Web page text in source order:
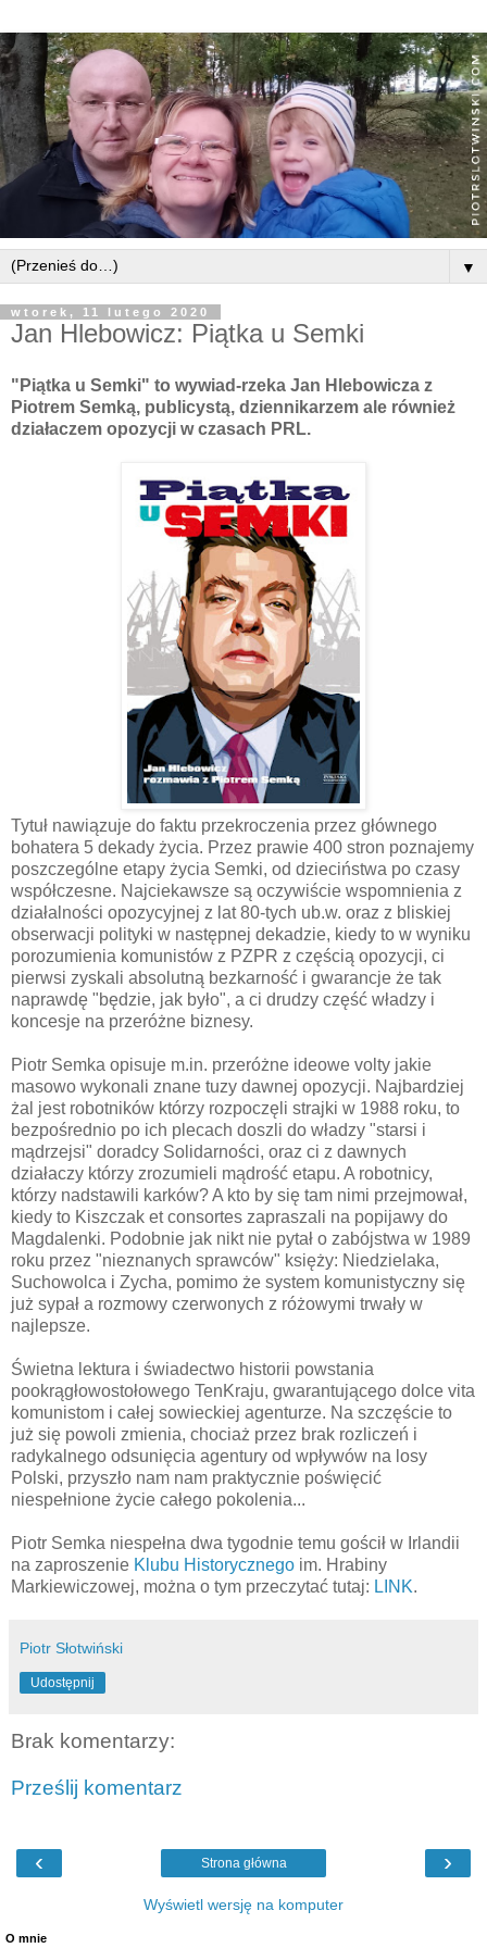
▼
wtorek, 11 lutego 2020
Jan Hlebowicz: Piątka u Semki
"Piątka u Semki" to wywiad-rzeka Jan Hlebowicza z
Piotrem Semką, publicystą, dziennikarzem ale również
działaczem opozycji w czasach PRL.
Tytuł nawiązuje do faktu przekroczenia przez głównego
bohatera 5 dekady życia. Przez prawie 400 stron poznajemy
poszczególne etapy życia Semki, od dzieciństwa po czasy
współczesne. Najciekawsze są oczywiście wspomnienia z
działalności opozycyjnej z lat 80-tych ub.w. oraz z bliskiej
obserwacji polityki w następnej dekadzie, kiedy to w wyniku
porozumienia komunistów z PZPR z częścią opozycji, ci
pierwsi zyskali absolutną bezkarność i gwarancje że tak
naprawdę "będzie, jak było", a ci drudzy część władzy i
koncesje na przeróżne biznesy.
Piotr Semka opisuje m.in. przeróżne ideowe volty jakie
masowo wykonali znane tuzy dawnej opozycji. Najbardziej
żal jest robotników którzy rozpoczęli strajki w 1988 roku, to
bezpośrednio po ich plecach doszli do władzy "starsi i
mądrzejsi" doradcy Solidarności, oraz ci z dawnych
działaczy którzy zrozumieli mądrość etapu. A robotnicy,
którzy nadstawili karków? A kto by się tam nimi przejmował,
kiedy to Kiszczak et consortes zapraszali na popijawy do
Magdalenki. Podobnie jak nikt nie pytał o zabójstwa w 1989
roku przez "nieznanych sprawców" księży: Niedzielaka,
Suchowolca i Zycha, pomimo że system komunistyczny się
już sypał a rozmowy czerwonych z różowymi trwały w
najlepsze.
Świetna lektura i świadectwo historii powstania
pookrągłowostołowego TenKraju, gwarantującego dolce vita
komunistom i całej sowieckiej agenturze. Na szczęście to
już się powoli zmienia, chociaż przez brak rozliczeń i
radykalnego odsunięcia agentury od wpływów na losy
Polski, przyszło nam nam praktycznie poświęcić
niespełnione życie całego pokolenia...
Piotr Semka niespełna dwa tygodnie temu gościł w Irlandii
na zaproszenie Klubu Historycznego im. Hrabiny
Markiewiczowej, można o tym przeczytać tutaj: LINK.
Piotr Słotwiński
Udostępnij
Brak komentarzy:
Prześlij komentarz
‹ ›
Strona główna
Wyświetl wersję na komputer
O mnie